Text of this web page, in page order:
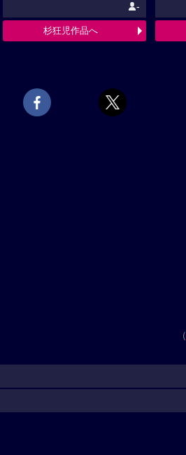
-
杉狂児作品へ
（